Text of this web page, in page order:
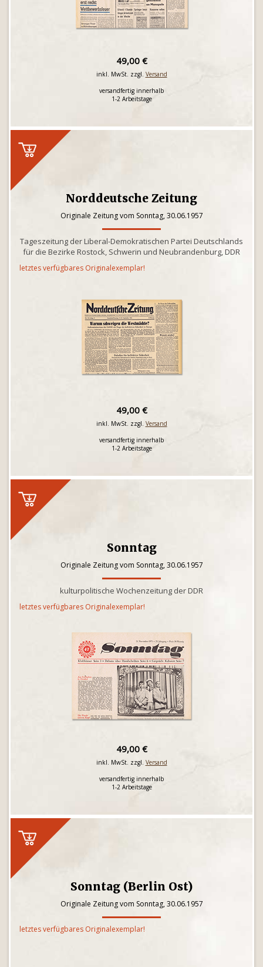
49,00 €
inkl. MwSt. zzgl. Versand
versandfertig innerhalb
1-2 Arbeitstage
Norddeutsche Zeitung
Originale Zeitung vom Sonntag, 30.06.1957
Tageszeitung der Liberal-Demokratischen Partei Deutschlands
für die Bezirke Rostock, Schwerin und Neubrandenburg, DDR
letztes verfügbares Originalexemplar!
49,00 €
inkl. MwSt. zzgl. Versand
versandfertig innerhalb
1-2 Arbeitstage
Sonntag
Originale Zeitung vom Sonntag, 30.06.1957
kulturpolitische Wochenzeitung der DDR
letztes verfügbares Originalexemplar!
49,00 €
inkl. MwSt. zzgl. Versand
versandfertig innerhalb
1-2 Arbeitstage
Sonntag (Berlin Ost)
Originale Zeitung vom Sonntag, 30.06.1957
letztes verfügbares Originalexemplar!